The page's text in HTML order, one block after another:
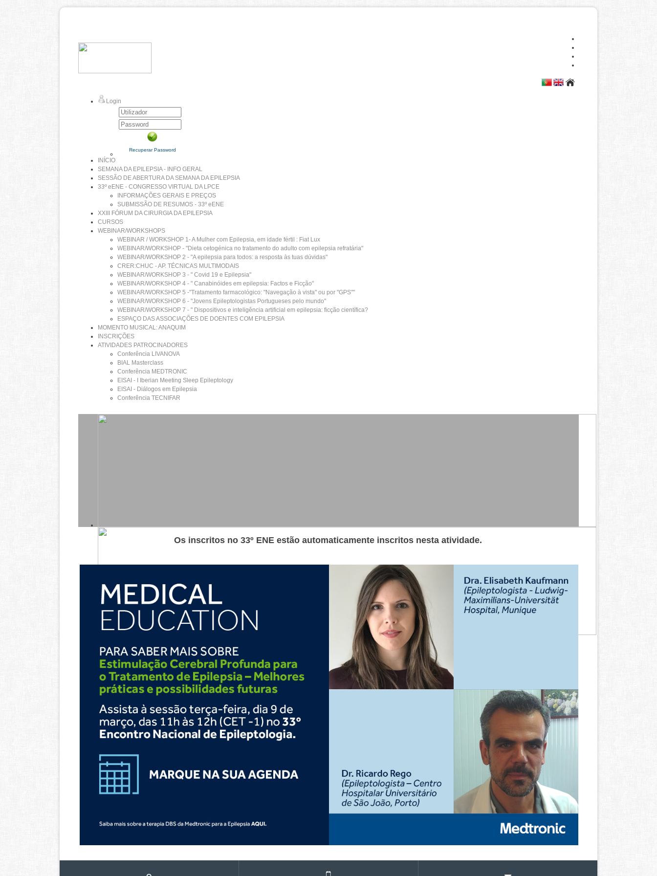
Login
Recuperar Password
INÍCIO
SEMANA DA EPILEPSIA - INFO GERAL
SESSÃO DE ABERTURA DA SEMANA DA EPILEPSIA
33º eENE - CONGRESSO VIRTUAL DA LPCE
INFORMAÇÕES GERAIS E PREÇOS
SUBMISSÃO DE RESUMOS - 33º eENE
XXIII FÓRUM DA CIRURGIA DA EPILEPSIA
CURSOS
WEBINAR/WORKSHOPS
WEBINAR / WORKSHOP 1- A Mulher com Epilepsia, em idade fértil : Fiat Lux
WEBINAR/WORKSHOP - "Dieta cetogénica no tratamento do adulto com epilepsia refratária"
WEBINAR/WORKSHOP 2 - "A epilepsia para todos: a resposta às tuas dúvidas"
CRER:CHUC - AP. TÉCNICAS MULTIMODAIS
WEBINAR/WORKSHOP 3 - " Covid 19 e Epilepsia"
WEBINAR/WORKSHOP 4 - " Canabinóides em epilepsia: Factos e Ficção"
WEBINAR/WORKSHOP 5 -"Tratamento farmacológico: "Navegação à vista" ou por "GPS""
WEBINAR/WORKSHOP 6 - "Jovens Epileptologistas Portugueses pelo mundo"
WEBINAR/WORKSHOP 7 - " Dispositivos e inteligência artificial em epilepsia: ficção científica?
ESPAÇO DAS ASSOCIAÇÕES DE DOENTES COM EPILEPSIA
MOMENTO MUSICAL: ANAQUIM
INSCRIÇÕES
ATIVIDADES PATROCINADORES
Conferência LIVANOVA
BIAL Masterclass
Conferência MEDTRONIC
EISAI - I Iberian Meeting Sleep Epileptology
EISAI - Diálogos em Epilepsia
Conferência TECNIFAR
Os inscritos no 33º ENE estão automaticamente inscritos nesta atividade.